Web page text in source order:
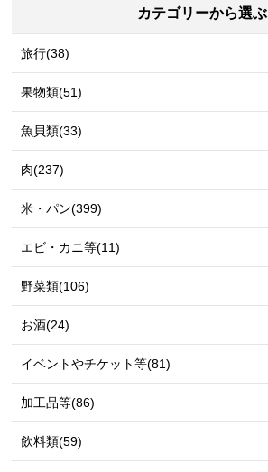
カテゴリーから選ぶ
旅行(38)
果物類(51)
魚貝類(33)
肉(237)
米・パン(399)
エビ・カニ等(11)
野菜類(106)
お酒(24)
イベントやチケット等(81)
加工品等(86)
飲料類(59)